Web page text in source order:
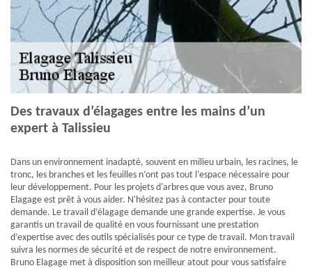
Des travaux d’élagages entre les mains d’un
expert à Talissieu
Dans un environnement inadapté, souvent en milieu urbain, les racines, le
tronc, les branches et les feuilles n’ont pas tout l’espace nécessaire pour
leur développement. Pour les projets d'arbres que vous avez, Bruno
Elagage est prêt à vous aider. N'hésitez pas à contacter pour toute
demande. Le travail d’élagage demande une grande expertise. Je vous
garantis un travail de qualité en vous fournissant une prestation
d’expertise avec des outils spécialisés pour ce type de travail. Mon travail
suivra les normes de sécurité et de respect de notre environnement.
Bruno Elagage met à disposition son meilleur atout pour vous satisfaire